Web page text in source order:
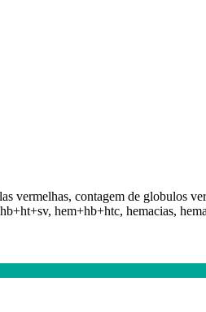
vermelhas, contagem de globulos
hem+hb+htc, hemacias,